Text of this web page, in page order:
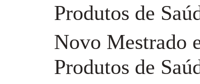
Produtos de
Novo Mestrado
Produtos de